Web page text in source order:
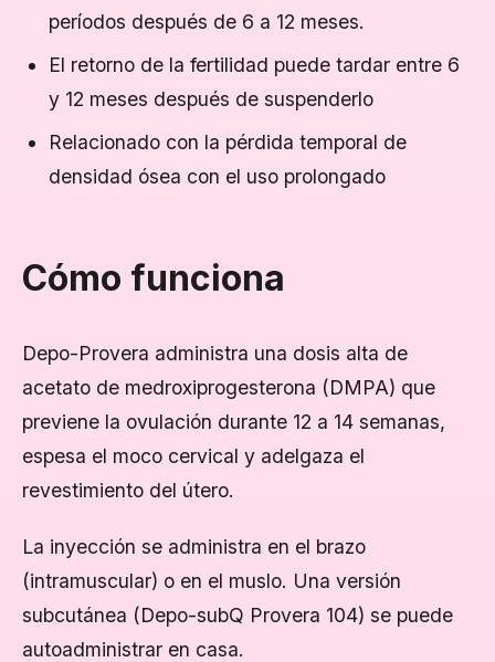
períodos después de 6 a 12 meses.
El retorno de la fertilidad puede tardar entre 6
y 12 meses después de suspenderlo
Relacionado con la pérdida temporal de
densidad ósea con el uso prolongado
Cómo funciona
Depo-Provera administra una dosis alta de
acetato de medroxiprogesterona (DMPA) que
previene la ovulación durante 12 a 14 semanas,
espesa el moco cervical y adelgaza el
revestimiento del útero.
La inyección se administra en el brazo
(intramuscular) o en el muslo. Una versión
subcutánea (Depo-subQ Provera 104) se puede
autoadministrar en casa.